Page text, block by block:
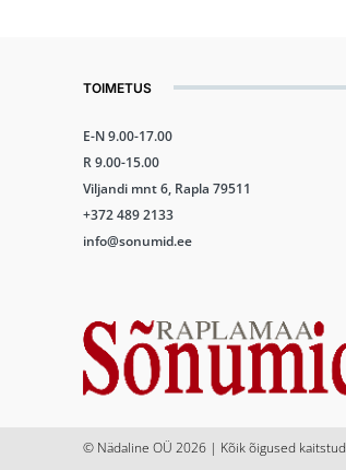
TOIMETUS
E-N 9.00-17.00
R 9.00-15.00
Viljandi mnt 6, Rapla 79511
+372 489 2133
info@sonumid.ee
© Nädaline OÜ 2026 | Kõik õigused kaitstud